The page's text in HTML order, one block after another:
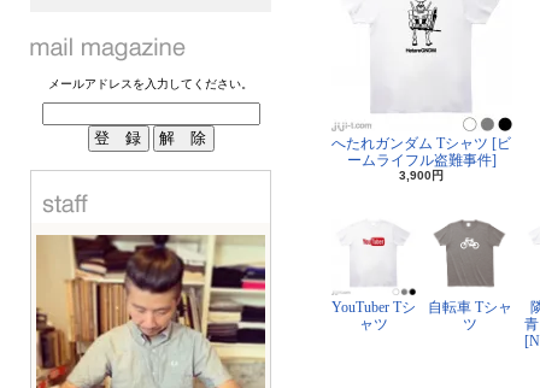
メールアドレスを入力してください。
へたれガンダム Tシャツ [ビ
ームライフル盗難事件]
3,900円
YouTuber Tシ
ャツ
自転車 Tシャ
ツ